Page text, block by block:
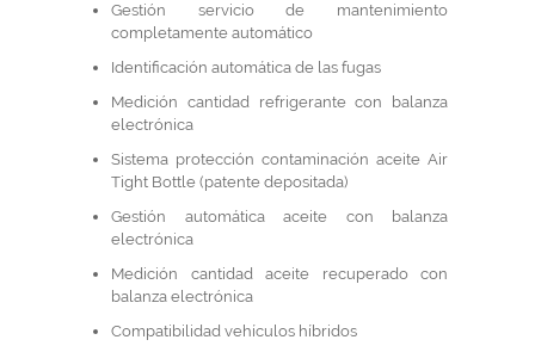
Gestión servicio de mantenimiento
completamente automático
Identificación automática de las fugas
Medición cantidad refrigerante con balanza
electrónica
Sistema protección contaminación aceite Air
Tight Bottle (patente depositada)
Gestión automática aceite con balanza
electrónica
Medición cantidad aceite recuperado con
balanza electrónica
Compatibilidad vehículos híbridos